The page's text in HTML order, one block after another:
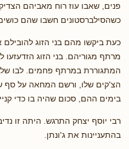
פנים, שאבו עוז רוח מאביהם
כשהסילברסטונים חשבו שהם
כעת ביקשו מהם בני הזוג
מרתף מגוריהם. בני הזוג
המתגוררת במרתף פחמים. לבו של
הצ'קים שלו, ורשם המחאה על סף
בימים ההם, סכום שהיה בו כדי
רבי יוסף יצחק התרגש. היתה זו
בהתעניינות את ג'ונתן.